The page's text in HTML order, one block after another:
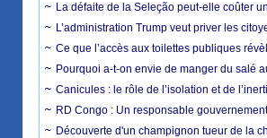
La défaite de la Seleção peut-elle coûter
L’administration Trump veut priver les
Ce que l’accès aux toilettes publiques
Pourquoi a-t-on envie de manger du salé
Canicules : le rôle de l’isolation et de
RD Congo : Un responsable
Découverte d'un champignon tueur de la